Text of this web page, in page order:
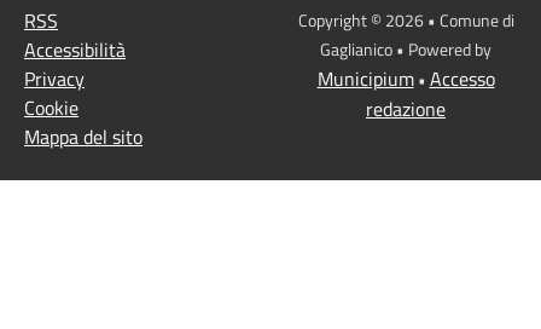
RSS
Accessibilità
Privacy
Cookie
Mappa del sito
Copyright © 2026 • Comune di
Gaglianico • Powered by
Municipium• Accesso
redazione